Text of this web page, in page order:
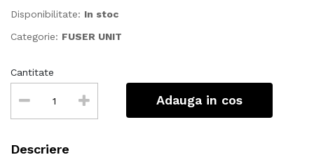
Disponibilitate: In stoc
Categorie: FUSER UNIT
Cantitate
Adauga in cos
Descriere